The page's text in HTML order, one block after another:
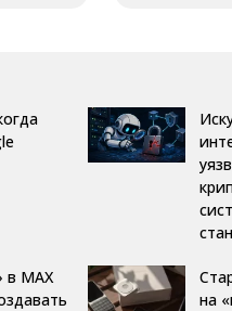
MAX
на